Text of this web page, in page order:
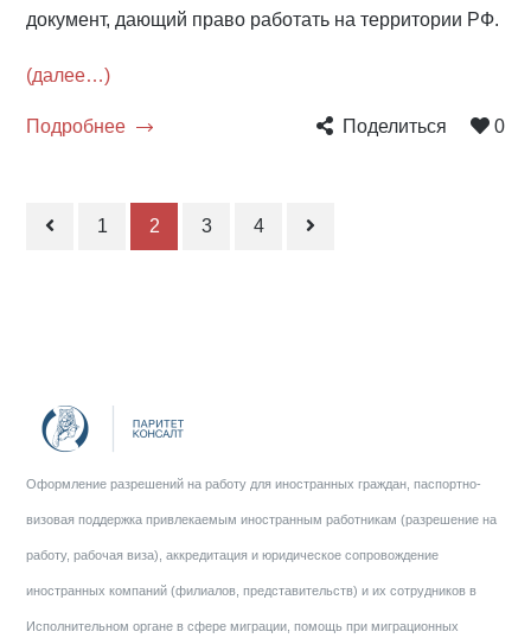
документ, дающий право работать на территории РФ.
(далее…)
Подробнее Поделиться 0
1 2 3 4
Оформление разрешений на работу для иностранных граждан, паспортно-
визовая поддержка привлекаемым иностранным работникам (разрешение на
работу, рабочая виза), аккредитация и юридическое сопровождение
иностранных компаний (филиалов, представительств) и их сотрудников в
Исполнительном органе в сфере миграции, помощь при миграционных